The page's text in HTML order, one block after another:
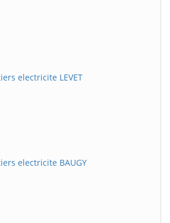
electricite LEVET
electricite BAUGY